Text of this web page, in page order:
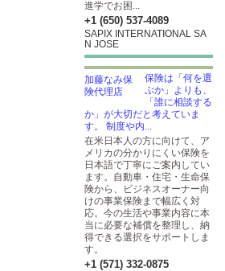
進学でお困...
+1 (650) 537-4089
SAPIX INTERNATIONAL SA
N JOSE
保険は「何を選
ぶか」よりも、
「誰に相談する
か」が大切だと考えていま
す。 制度や内...
在米日本人の方に向けて、ア
メリカの分かりにくい保険を
日本語で丁寧にご案内してい
ます。自動車・住宅・生命保
険から、ビジネスオーナー向
けの事業保険まで幅広く対
応。今の生活や事業内容に本
当に必要な補償を整理し、納
得できる選択をサポートしま
す。
+1 (571) 332-0875